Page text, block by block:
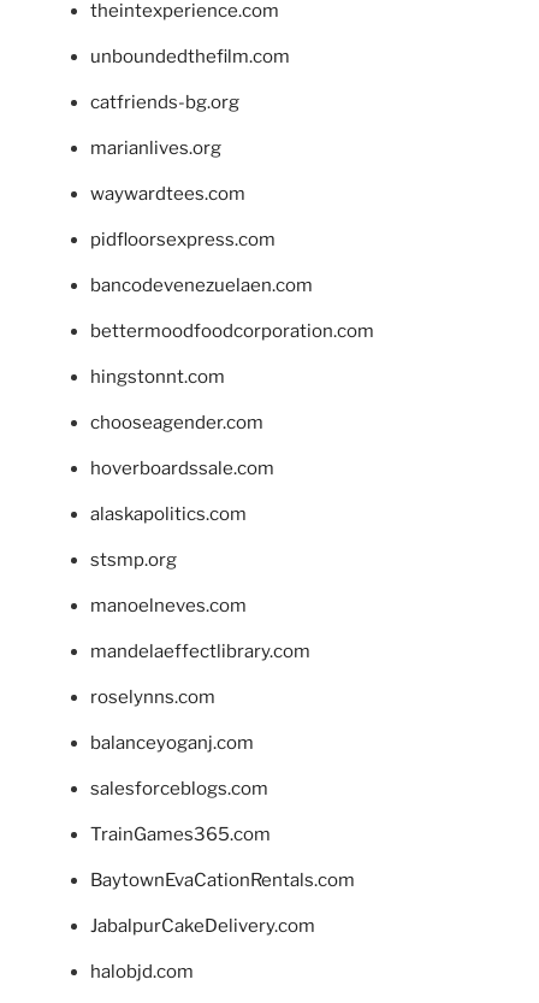
theintexperience.com
unboundedthefilm.com
catfriends-bg.org
marianlives.org
waywardtees.com
pidfloorsexpress.com
bancodevenezuelaen.com
bettermoodfoodcorporation.com
hingstonnt.com
chooseagender.com
hoverboardssale.com
alaskapolitics.com
stsmp.org
manoelneves.com
mandelaeffectlibrary.com
roselynns.com
balanceyoganj.com
salesforceblogs.com
TrainGames365.com
BaytownEvaCationRentals.com
JabalpurCakeDelivery.com
halobjd.com